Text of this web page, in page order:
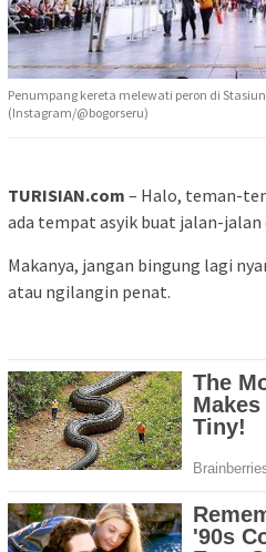
Penumpang kereta melewati peron di
(Instagram/@bogorseru)
TURISIAN.com – Halo, teman-
ada tempat asyik buat jalan-jalan
Makanya, jangan bingung lagi
atau ngilangin penat.